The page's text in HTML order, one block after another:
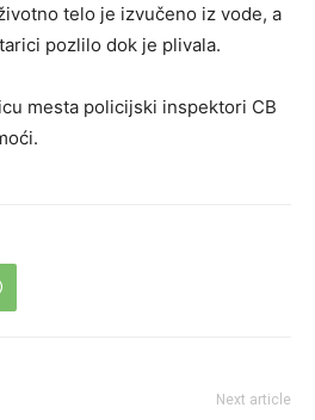
telo je izvučeno iz vode, a
pozlilo dok je plivala.
mesta policijski inspektori CB
Next article